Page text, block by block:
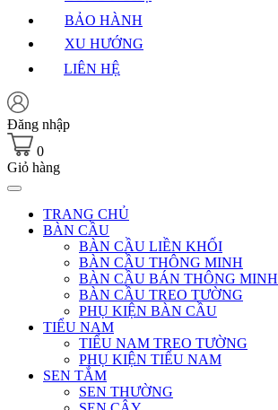
BẢO HÀNH
XU HƯỚNG
LIÊN HỆ
Đăng nhập
0
Giỏ hàng
TRANG CHỦ
BÀN CẦU
BÀN CẦU LIỀN KHỐI
BÀN CẦU THÔNG MINH
BÀN CẦU BÁN THÔNG MINH
BÀN CẦU TREO TƯỜNG
PHỤ KIỆN BÀN CẦU
TIỂU NAM
TIỂU NAM TREO TƯỜNG
PHỤ KIỆN TIỂU NAM
SEN TẮM
SEN THƯỜNG